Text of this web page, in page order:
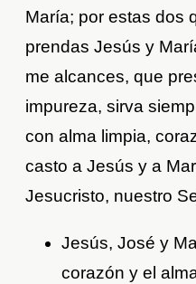
María; por estas dos
prendas Jesús y
me alcances, que
impureza, sirva
con alma limpia,
casto a Jesús y a
Jesucristo, nuestro
Jesús, José y
corazón y el